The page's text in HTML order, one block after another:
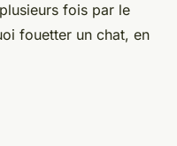
fois par le
fouetter un chat, en